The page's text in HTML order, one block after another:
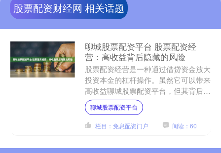
股票配资财经网 相关话题
聊城股票配资平台 股票配资经
营：高收益背后隐藏的风险
股票配资经营是一种通过借贷资金放大
投资本金的杠杆操作。虽然它可以带来
高收益聊城股票配资平台，但其背后也
隐藏着巨大的风险。 我们致力于提供
透明和高效的服务。我们的....
聊城股票配资平台
栏目：免息配资门户 阅读：60